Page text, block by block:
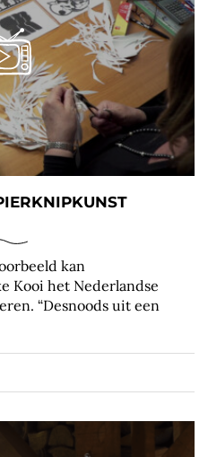
kan
Kooi het Nederlandse
“Desnoods uit een